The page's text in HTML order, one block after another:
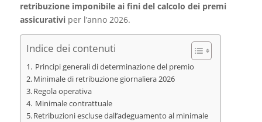
retribuzione imponibile ai fini del calcolo dei premi
assicurativiper l’anno 2026.
Indice dei contenuti
Principi generali di determinazione del premio
Minimale di retribuzione giornaliera 2026
Regola operativa
Minimale contrattuale
Retribuzioni escluse dall’adeguamento al minimale